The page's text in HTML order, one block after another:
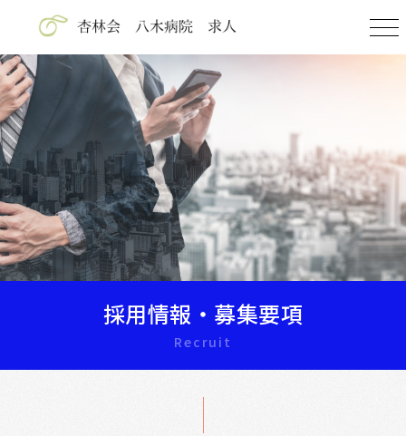
採用情報・募集要項
Recruit